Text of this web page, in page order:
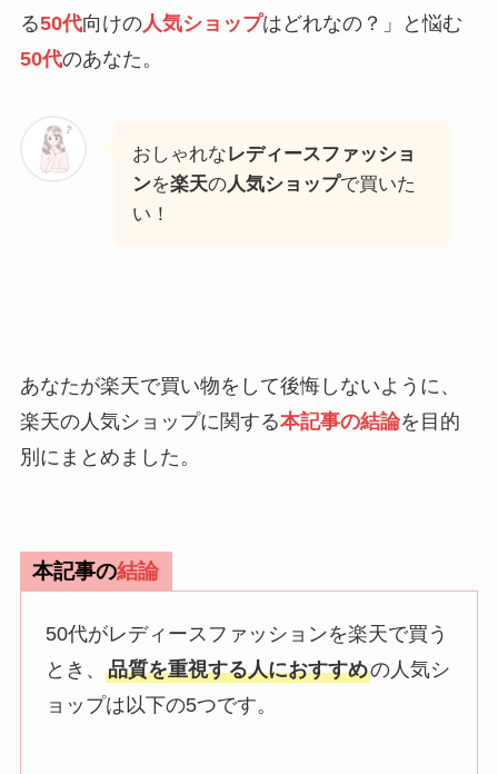
る50代向けの人気ショップはどれなの？」と悩む
50代のあなた。
おしゃれなレディースファッショ
ンを楽天の人気ショップで買いた
い！
あなたが楽天で買い物をして後悔しないように、
楽天の人気ショップに関する本記事の結論を目的
別にまとめました。
本記事の結論
50代がレディースファッションを楽天で買う
とき、品質を重視する人におすすめの人気シ
ョップは以下の5つです。